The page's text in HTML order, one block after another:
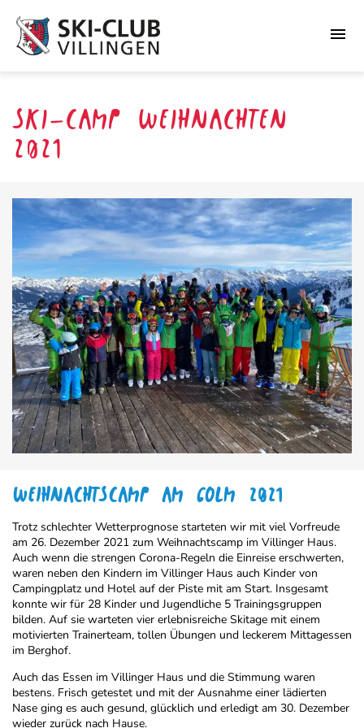
menu
SKI-CAMP WEIHNACHTEN
2021
WEIHNACHTSCAMP AM GOLM 2021
Trotz schlechter Wetterprognose starteten wir mit viel Vorfreude
am 26. Dezember 2021 zum Weihnachtscamp im Villinger Haus.
Auch wenn die strengen Corona-Regeln die Einreise erschwerten,
waren neben den Kindern im Villinger Haus auch Kinder von
Campingplatz und Hotel auf der Piste mit am Start. Insgesamt
konnte wir für 28 Kinder und Jugendliche 5 Trainingsgruppen
bilden. Auf sie warteten vier erlebnisreiche Skitage mit einem
motivierten Trainerteam, tollen Übungen und leckerem Mittagessen
im Berghof.
Auch das Essen im Villinger Haus und die Stimmung waren
bestens. Frisch getestet und mit der Ausnahme einer lädierten
Nase ging es auch gesund, glücklich und erledigt am 30. Dezember
wieder zurück nach Hause.